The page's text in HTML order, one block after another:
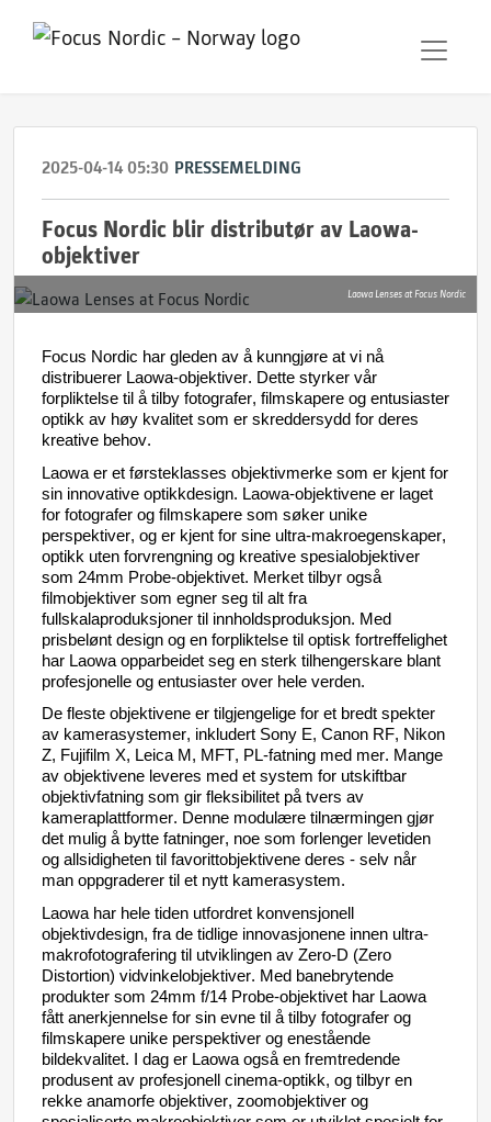
2025-04-14 05:30 PRESSEMELDING
Focus Nordic blir distributør av Laowa-
objektiver
Laowa Lenses at Focus Nordic
Focus Nordic har gleden av å kunngjøre at vi nå
distribuerer Laowa-objektiver. Dette styrker vår
forpl iktelse til å tilby fotografer, filmskapere og entusiaster
optikk av høy kvalitet som er skreddersydd for deres
kreative behov.
Laowa er et førsteklasses objektivmerke som er kjent for
sin innovative optikkdesign. Laowa-objektivene er laget
for fotografer og filmskapere som søker unike
perspektiver, og er kjent for sine ultra-makroegenskaper,
optikk uten forvrengning og kreative spesialobjektiver
som 24mm Probe-objektivet. Merket tilbyr også
filmobjektiver som egner seg til
fullskalaproduksjoner til innholdsproduksjon
prisbelønt design og en forpliktelse til optisk fortreffelighet
har Laowa opparbeidet seg en sterk tilhengerskare blant
profesjonelle og entusiaster over hele verden.
De fleste objektivene er tilgjengelige for et bredt spekter
av kamerasystemer, inkludert Sony E, Canon RF, Nikon
Z, Fujifilm X, Leica M, MFT, PL-fatning med mer. Mange
av objektivene leveres med et system for utskiftbar
objektivfatning som gir fleksibilitet på tvers
kameraplattformer. Denne modulære tilnærmingen gjør
det mulig å bytte fatninger, noe som forlenger levetiden
og allsidigheten til favorittobjektivene deres - selv når
man oppgraderer til et nytt kamerasystem.
Laowa har hele tiden utfordret konvensjonell
objektivdesign, fra de tidlige innovasjonene innen ultra-
makrofotografering til utviklingen av Zero-D (Zero
Distortion) vidvinkelobjektiver. Med banebrytende
produkter som 24mm f/14 Probe-objektivet har Laowa
fått anerkjennelse for sin evne til å tilby fotografer
filmskapere unike perspektiver og enestående
bildekvalitet. I dag er Laowa også en fremtredende
produsent av profesjonell cinema-optikk, og tilbyr en
rekke anamorfe objektiver, zoomobjektiver